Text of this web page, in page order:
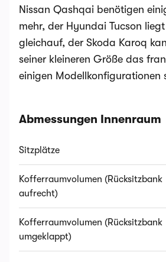
Nissan Qashqai benötigen
mehr, der Hyundai Tucson
gleichauf, der Skoda Karoq
seiner kleineren Größe das
einigen Modellkonfigurationen
Abmessungen Innenraum
Sitzplätze
Kofferraumvolumen (Rücksitzbank
aufrecht)
Kofferraumvolumen (Rücksitzbank
umgeklappt)